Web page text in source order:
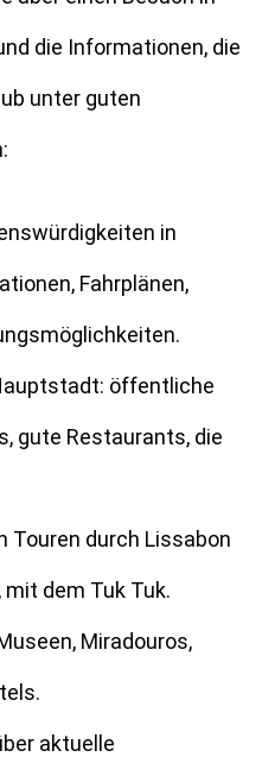
die Informationen, die
unter guten
in
Fahrplänen,
öffentliche
gute Restaurants, die
Touren durch Lissabon
mit dem Tuk Tuk.
Miradouros,
aktuelle